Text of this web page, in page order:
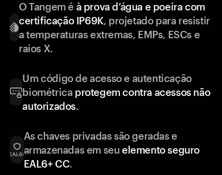
O Tangem é à prova d’água e poeira com
certificação IP69K, projetado para resistir
a temperaturas extremas, EMPs, ESCs e
raios X.
Um código de acesso e autenticação
biométrica protegem contra acessos não
autorizados.
As chaves privadas são geradas e
armazenadas em seu elemento seguro
EAL6+ CC.